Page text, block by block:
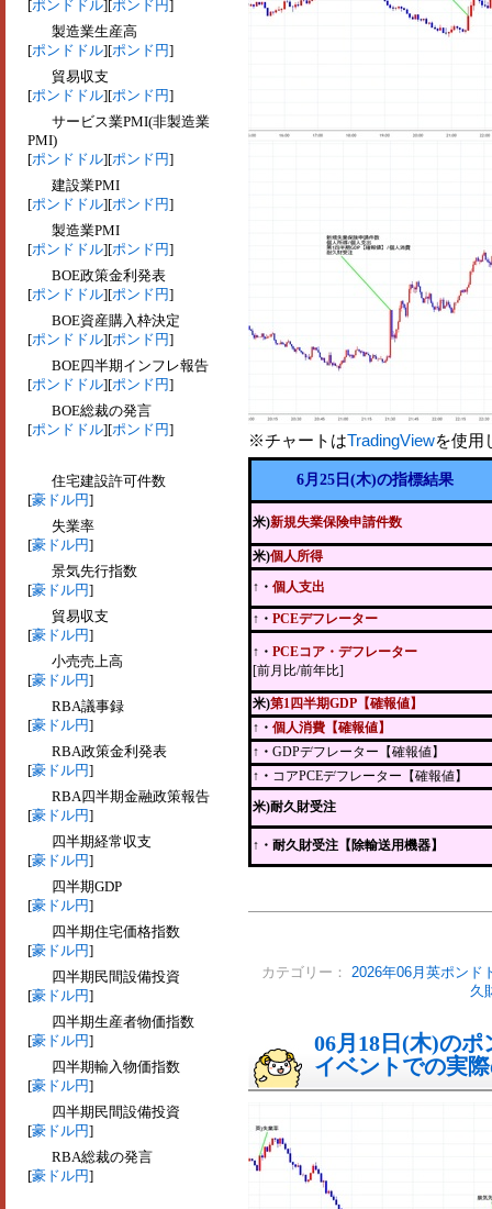
[ポンドドル][ポンド円]
製造業生産高
[ポンドドル][ポンド円]
貿易収支
[ポンドドル][ポンド円]
サービス業PMI(非製造業
PMI)
[ポンドドル][ポンド円]
建設業PMI
[ポンドドル][ポンド円]
製造業PMI
[ポンドドル][ポンド円]
BOE政策金利発表
[ポンドドル][ポンド円]
BOE資産購入枠決定
[ポンドドル][ポンド円]
BOE四半期インフレ報告
[ポンドドル][ポンド円]
BOE総裁の発言
[ポンドドル][ポンド円]
住宅建設許可件数
[豪ドル円]
失業率
[豪ドル円]
景気先行指数
[豪ドル円]
貿易収支
[豪ドル円]
小売売上高
[豪ドル円]
RBA議事録
[豪ドル円]
RBA政策金利発表
[豪ドル円]
RBA四半期金融政策報告
[豪ドル円]
四半期経常収支
[豪ドル円]
四半期GDP
[豪ドル円]
四半期住宅価格指数
[豪ドル円]
四半期民間設備投資
[豪ドル円]
四半期生産者物価指数
[豪ドル円]
四半期輸入物価指数
[豪ドル円]
四半期民間設備投資
[豪ドル円]
RBA総裁の発言
[豪ドル円]
※チャートはTradingViewを使用
6月25日(木)の指標結果
米)新規失業保険申請件数
米)個人所得
↑・ 個人支出
↑・ PCEデフレーター
↑・ PCEコア・デフレーター
[前月比/前年比]
米)第1四半期GDP【確報値】
↑・ 個人消費【確報値】
↑・ GDPデフレーター【確報値】
↑・ コアPCEデフレーター【確報値】
米)耐久財受注
↑ ・耐久財受注【除輸送用機器】
カテゴリー： 2026年06月英ポンド
久
06月18日(木)の
イベントでの実